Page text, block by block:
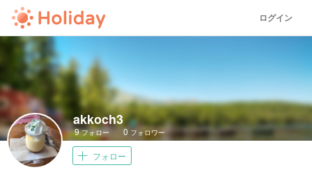
ログイン
akkoch3
9フォロー 0 フォロワー
フォロー